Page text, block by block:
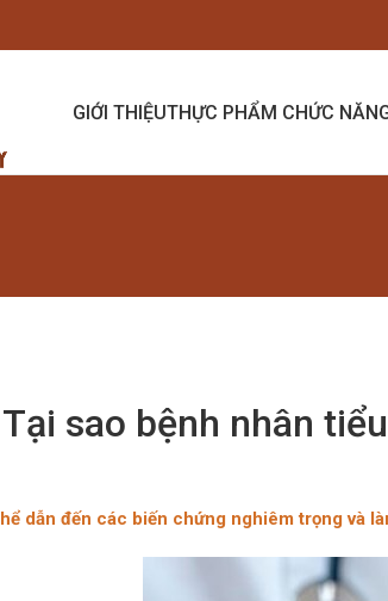
GIỚI THIỆUTHỰC PHẨM CHỨC
Tại sao bệnh nhân
dẫn đến các biến chứng nghiêm trọng và